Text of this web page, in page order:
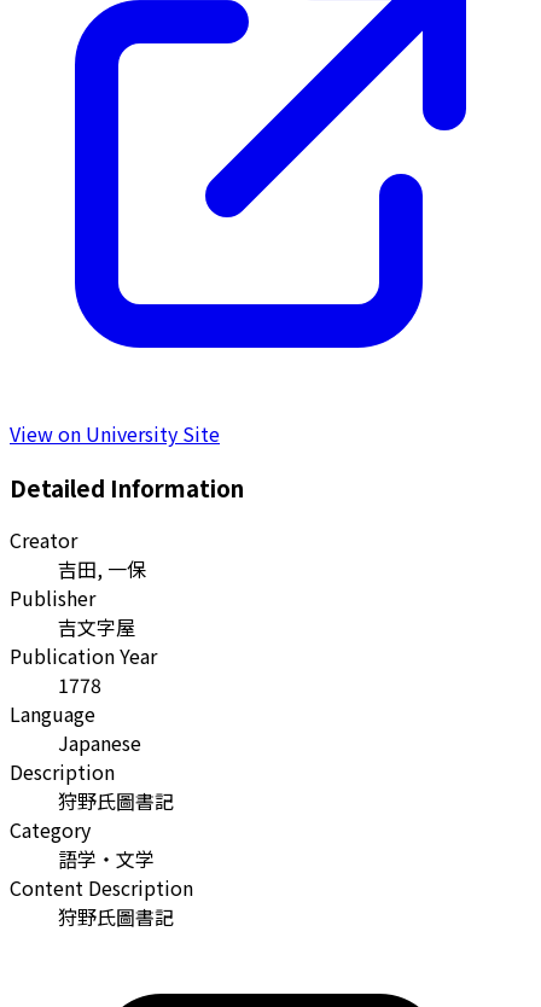
View on University Site
Detailed Information
Creator
吉田, 一保
Publisher
吉文字屋
Publication Year
1778
Language
Japanese
Description
狩野氏圖書記
Category
語学・文学
Content Description
狩野氏圖書記